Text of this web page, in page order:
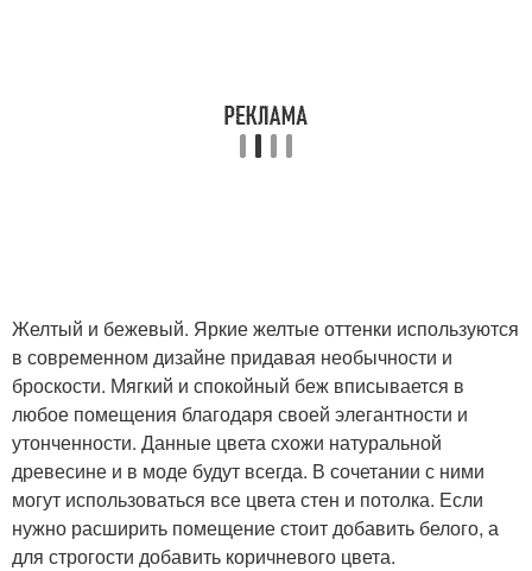
Желтый и бежевый. Яркие желтые оттенки используются
в современном дизайне придавая необычности и
броскости. Мягкий и спокойный беж вписывается в
любое помещения благодаря своей элегантности и
утонченности. Данные цвета схожи натуральной
древесине и в моде будут всегда. В сочетании с ними
могут использоваться все цвета стен и потолка. Если
нужно расширить помещение стоит добавить белого, а
для строгости добавить коричневого цвета.